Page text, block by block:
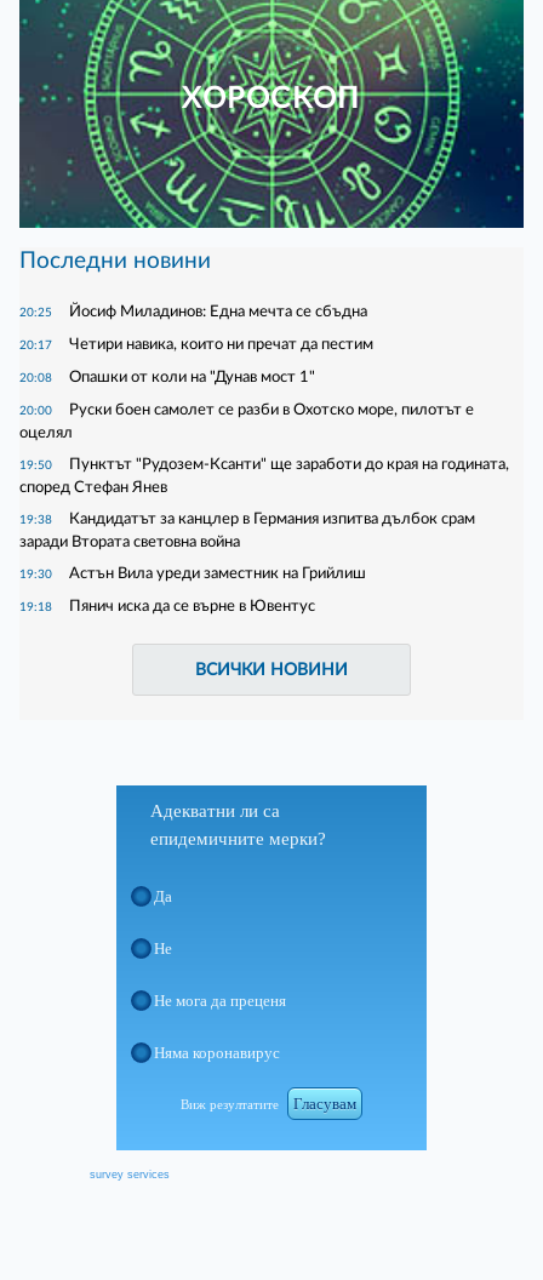
ХОРОСКОП
Последни новини
20:25 Йосиф Миладинов: Една мечта се сбъдна
20:17 Четири навика, които ни пречат да пестим
20:08 Опашки от коли на "Дунав мост 1"
20:00
Руски боен самолет се разби в Охотско море, пилотът е
оцелял
19:50
Пунктът "Рудозем-Ксанти" ще заработи до края на годината,
според Стефан Янев
19:38
Кандидатът за канцлер в Германия изпитва дълбок срам
заради Втората световна война
19:30 Астън Вила уреди заместник на Грийлиш
19:18 Пянич иска да се върне в Ювентус
ВСИЧКИ НОВИНИ
Адекватни ли са
епидемичните мерки?
Да
Не
Не мога да преценя
Няма коронавирус
Виж резултатите Гласувам
survey services